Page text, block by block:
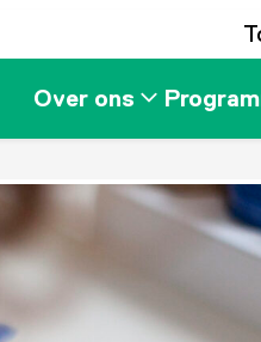
Over ons